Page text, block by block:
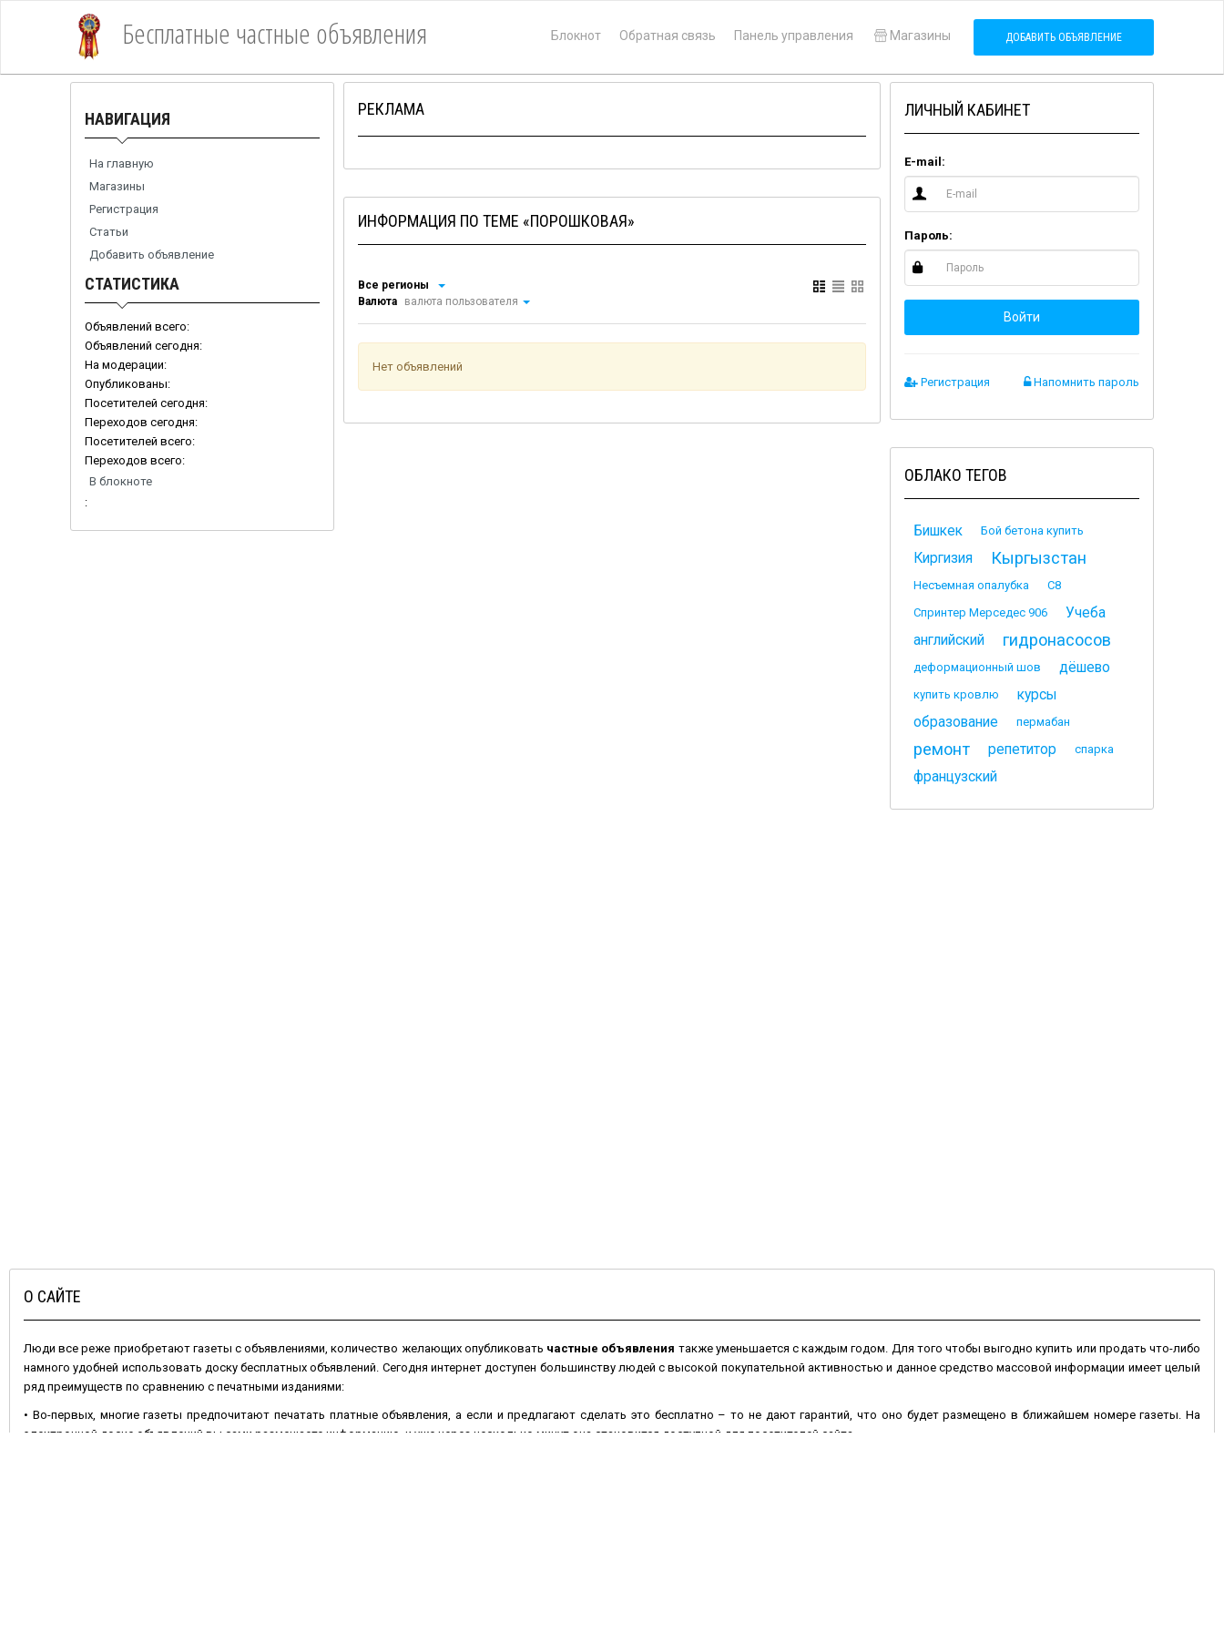
Бесплатные частные объявления
1Место
Блокнот Обратная связь Панель управления Магазины ДОБАВИТЬ ОБЪЯВЛЕНИЕ
НАВИГАЦИЯ
На главную
Магазины
Регистрация
Статьи
Добавить объявление
СТАТИСТИКА
Объявлений всего:
Объявлений сегодня:
На модерации:
Опубликованы:
Посетителей сегодня:
Переходов сегодня:
Посетителей всего:
Переходов всего:
В блокноте
:
РЕКЛАМА
ИНФОРМАЦИЯ ПО ТЕМЕ «ПОРОШКОВАЯ»
Все регионы
Валюта
валюта пользователя
Нет объявлений
ЛИЧНЫЙ КАБИНЕТ
E-mail:
Пароль:
Войти
Регистрация Напомнить пароль
ОБЛАКО ТЕГОВ
Бишкек Бой бетона купить
Киргизия Кыргызстан
Несъемная опалубка
С8
Спринтер Мерседес 906
Учеба
английский
гидронасосов
деформационный шов дёшево
купить кровлю
курсы
образование
пермабан
ремонт репетитор спарка
французский
О САЙТЕ
Люди все реже приобретают газеты с объявлениями, количество желающих опубликовать частные объявления также уменьшается с каждым годом. Для того чтобы выгодно купить или продать что-либо
намного удобней использовать доску бесплатных объявлений. Сегодня интернет доступен большинству людей с высокой покупательной активностью и данное средство массовой информации имеет целый
ряд преимуществ по сравнению с печатными изданиями:
• Во-первых, многие газеты предпочитают печатать платные объявления, а если и предлагают сделать это бесплатно – то не дают гарантий, что оно будет размещено в ближайшем номере газеты. На
электронной доске объявлений вы сами размещаете информацию, и уже через несколько минут она становится доступной для посетителей сайта.